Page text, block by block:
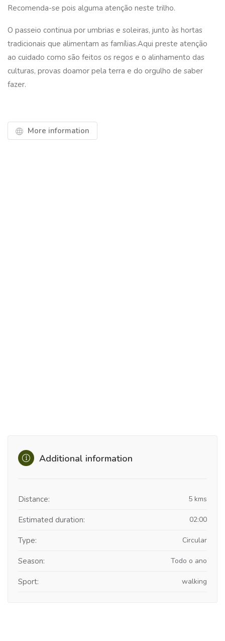
Recomenda-se pois alguma atenção neste trilho.
O passeio continua por umbrias e soleiras, junto às hortas
tradicionais que alimentam as famílias.Aqui preste atenção
ao cuidado como são feitos os regos e o alinhamento das
culturas, provas doamor pela terra e do orgulho de saber
fazer.
More information
Additional information
Distance: 5 kms
Estimated duration: 02:00
Type: Circular
Season: Todo o ano
Sport: walking